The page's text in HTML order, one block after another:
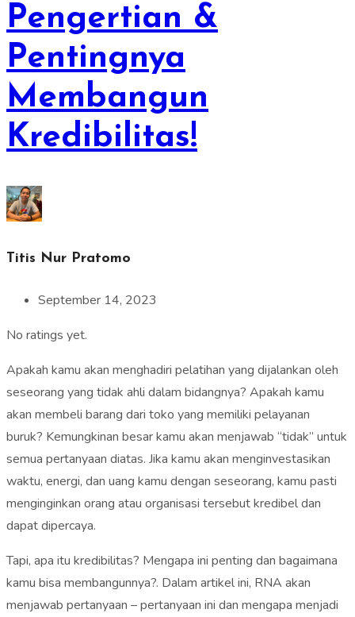
Pengertian &
Pentingnya
Membangun
Kredibilitas!
Titis Nur Pratomo
September 14, 2023
No ratings yet.
Apakah kamu akan menghadiri pelatihan yang dijalankan oleh
seseorang yang tidak ahli dalam bidangnya? Apakah kamu
akan membeli barang dari toko yang memiliki pelayanan
buruk? Kemungkinan besar kamu akan menjawab “tidak” untuk
semua pertanyaan diatas. Jika kamu akan menginvestasikan
waktu, energi, dan uang kamu dengan seseorang, kamu pasti
menginginkan orang atau organisasi tersebut kredibel dan
dapat dipercaya.
Tapi, apa itu kredibilitas? Mengapa ini penting dan bagaimana
kamu bisa membangunnya?. Dalam artikel ini, RNA akan
menjawab pertanyaan – pertanyaan ini dan mengapa menjadi